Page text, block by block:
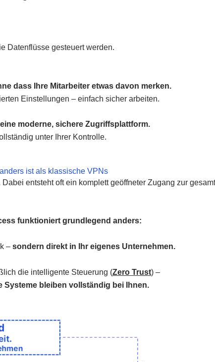
Datenflüsse gesteuert werden.
dass Ihre Mitarbeiter etwas davon merken.
Einstellungen – einfach sicher arbeiten.
eine moderne, sichere Zugriffsplattform.
unter Ihrer Kontrolle.
ist als klassische VPNs
entsteht oft ein komplett geöffneter Zugang zur
funktioniert grundlegend anders:
– sondern direkt in Ihr eigenes Unternehmen.
die intelligente Steuerung (Zero Trust) –
Systeme bleiben vollständig bei Ihnen.